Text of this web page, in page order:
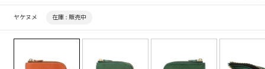
ヤケヌメ 在庫 : 販売中